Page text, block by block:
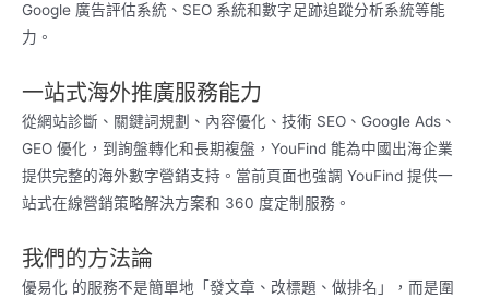
Google 廣告評估系統、SEO 系統和數字足跡追蹤分析系統等能
力。
一站式海外推廣服務能力
從網站診斷、關鍵詞規劃、內容優化、技術 SEO、Google Ads、
GEO 優化，到詢盤轉化和長期複盤，YouFind 能為中國出海企業
提供完整的海外數字營銷支持。當前頁面也強調 YouFind 提供一
站式在線營銷策略解決方案和 360 度定制服務。
我們的方法論
優易化 的服務不是簡單地「發文章、改標題、做排名」，而是圍